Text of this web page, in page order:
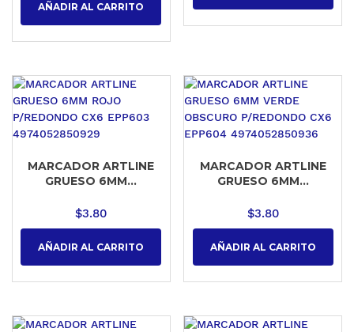
AÑADIR AL CARRITO
MARCADOR ARTLINE
GRUESO 6MM...
$3.80
AÑADIR AL CARRITO
MARCADOR ARTLINE
GRUESO 6MM...
$3.80
AÑADIR AL CARRITO